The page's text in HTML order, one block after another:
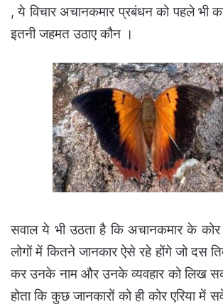
, ये विचार अचानकमार प्रबंधन को पहले भी
इतनी जहमत उठाए कौन ।
सवाल ये भी उठता है कि अचानकमार के कोर
लोगों में कितने जानकार ऐसे रहे होंगे जो दस
कर उनके नाम और उनके व्यवहार को लिख
होता कि कुछ जानकारों को ही कोर एरिया में